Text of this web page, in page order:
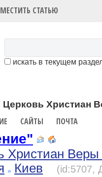
СТАТЬЮ
искать в текущем
Церковь Христиан
САЙТЫ ПОЧТА
Христиан Веры
Киев
(id:5707,